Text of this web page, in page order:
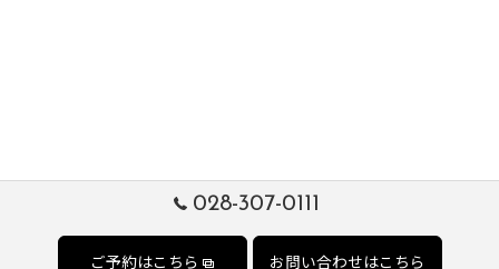
028-307-0111
ご予約はこちら お問い合わせはこちら